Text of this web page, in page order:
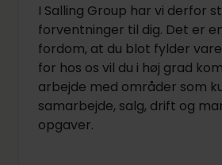
I Salling Group har vi derfor
forventninger til dig. Det er
fordom, at du blot fylder
for hos os vil du i høj grad
arbejde med områder som
samarbejde, salg, drift og
opgaver.